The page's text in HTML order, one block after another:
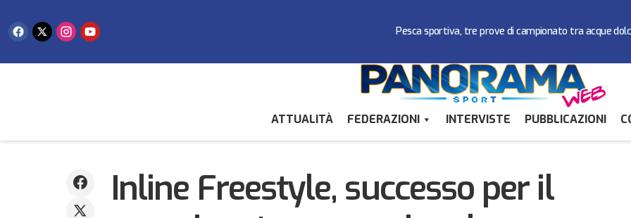
Pesca sportiva, tre prove di campionato tra acque
ATTUALITÀ FEDERAZIONI INTERVISTE PUBBLICAZIONI
Inline Freestyle, successo per il